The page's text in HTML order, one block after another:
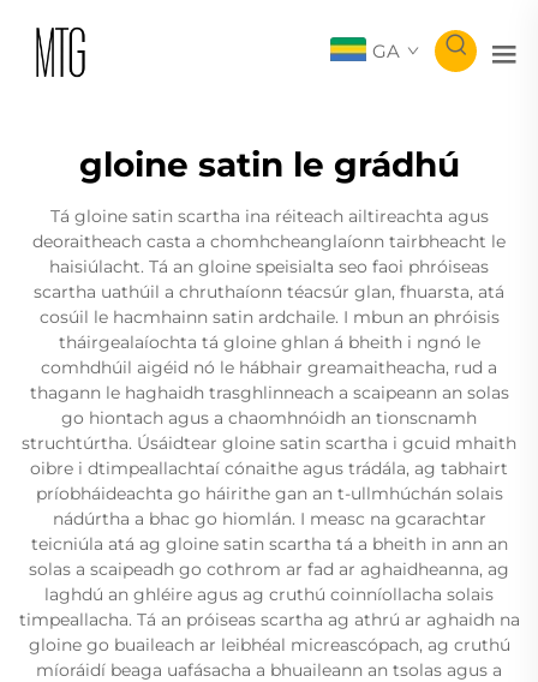
GA
gloine satin le grádhú
Tá gloine satin scartha ina réiteach ailtireachta agus
deoraitheach casta a chomhcheanglaíonn tairbheacht le
haisiúlacht. Tá an gloine speisialta seo faoi phróiseas
scartha uathúil a chruthaíonn téacsúr glan, fhuarsta, atá
cosúil le hacmhainn satin ardchaile. I mbun an phróisis
tháirgealaíochta tá gloine ghlan á bheith i ngnó le
comhdhúil aigéid nó le hábhair greamaitheacha, rud a
thagann le haghaidh trasghlinneach a scaipeann an solas
go hiontach agus a chaomhnóidh an tionscnamh
struchtúrtha. Úsáidtear gloine satin scartha i gcuid mhaith
oibre i dtimpeallachtaí cónaithe agus trádála, ag tabhairt
príobháideachta go háirithe gan an t-ullmhúchán solais
nádúrtha a bhac go hiomlán. I measc na gcarachtar
teicniúla atá ag gloine satin scartha tá a bheith in ann an
solas a scaipeadh go cothrom ar fad ar aghaidheanna, ag
laghdú an ghléire agus ag cruthú coinníollacha solais
timpeallacha. Tá an próiseas scartha ag athrú ar aghaidh na
gloine go buaileach ar leibhéal micreascópach, ag cruthú
míoráidí beaga uafásacha a bhuaileann an tsolas agus a